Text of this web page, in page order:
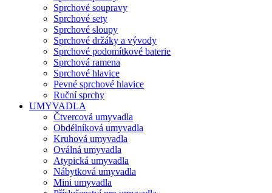
Sprchové soupravy
Sprchové sety
Sprchové sloupy
Sprchové držáky a vývody
Sprchové podomítkové baterie
Sprchová ramena
Sprchové hlavice
Pevné sprchové hlavice
Ruční sprchy
UMYVADLA
Čtvercová umyvadla
Obdélníková umyvadla
Kruhová umyvadla
Oválná umyvadla
Atypická umyvadla
Nábytková umyvadla
Mini umyvadla